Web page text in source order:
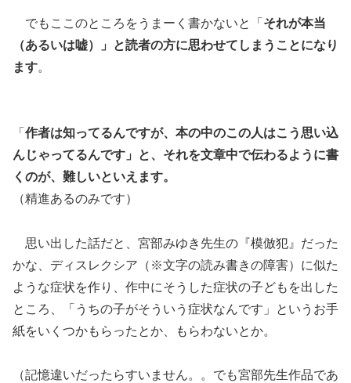
でもここのところをうまーく書かないと「 それが本当
（あるいは嘘）」と読者の方に思わせてしまうことになり
ます。
「 作者は知ってるんですが、本の中のこの人はこう思い込
んじゃってるんです」と、それを文章中で伝わるように書
くのが、難しいといえます。
（精進あるのみです）
思い出した話だと、宮部みゆき先生の『模倣犯』だった
かな、ディスレクシア（※文字の読み書きの障害）に似た
ような症状を作り、作中にそうした症状の子どもを出した
ところ、「うちの子がそういう症状なんです」というお手
紙をいくつかもらったとか、もらわないとか。
（記憶違いだったらすいません。。でも宮部先生作品であ